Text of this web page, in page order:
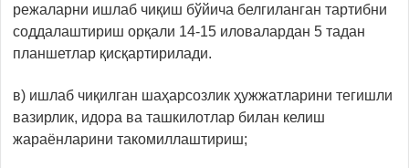
режаларни ишлаб чиқиш бўйича белгиланган тартибни
соддалаштириш орқали 14-15 иловалардан 5 тадан
планшетлар қисқартирилади.
в) ишлаб чиқилган шаҳарсозлик ҳужжатларини тегишли
вазирлик, идора ва ташкилотлар билан келиш
жараёнларини такомиллаштириш;